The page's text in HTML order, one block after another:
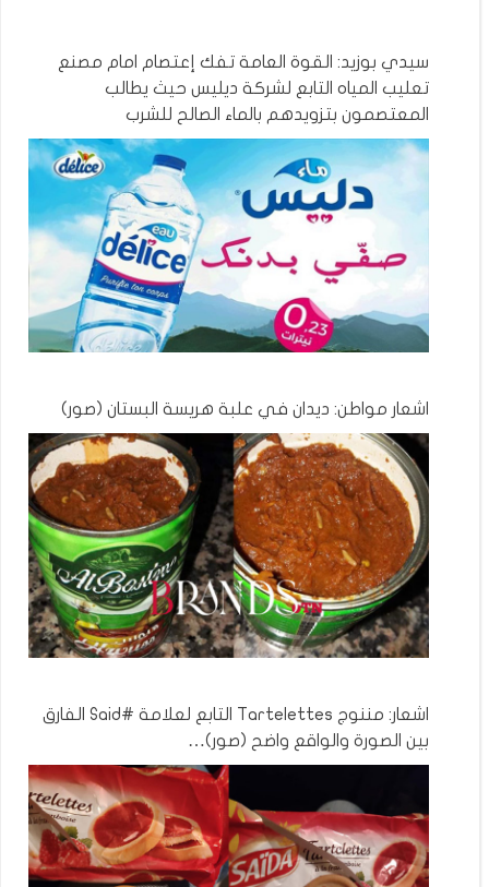
سيدي بوزيد: القوة العامة تفك إعتصام امام مصنع
تعليب المياه التابع لشركة ديليس حيث يطالب
المعتصمون بتزويدهم بالماء الصالح للشرب
اشعار مواطن: ديدان في علبة هريسة البستان (صور)
اشعار: مننوج Tartelettes التابع لعلامة #Said الفارق
بين الصورة والواقع واضح (صور)…